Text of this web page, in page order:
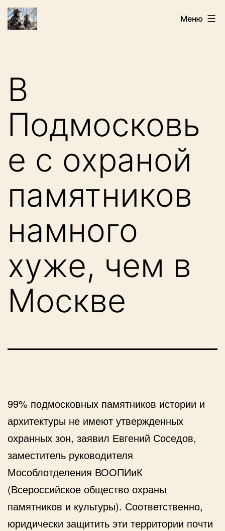
Перейти
Искатели Меню
В
Подмосковь
е с охраной
памятников
намного
хуже, чем в
Москве
99% подмосковных памятников истории и
архитектуры не имеют утвержденных
охранных зон, заявил Евгений Соседов,
заместитель руководителя
Мособлотделения ВООПИиК
(Всероссийское общество охраны
памятников и культуры). Соответственно,
юридически защитить эти территории почти